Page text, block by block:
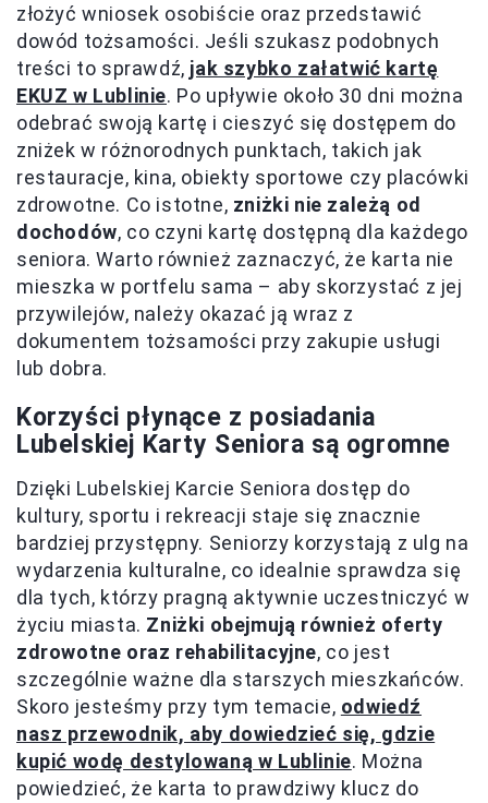
złożyć wniosek osobiście oraz przedstawić
dowód tożsamości. Jeśli szukasz podobnych
treści to sprawdź, jak szybko załatwić kartę
EKUZ w Lublinie. Po upływie około 30 dni można
odebrać swoją kartę i cieszyć się dostępem do
zniżek w różnorodnych punktach, takich jak
restauracje, kina, obiekty sportowe czy placówki
zdrowotne. Co istotne, zniżki nie zależą od
dochodów, co czyni kartę dostępną dla każdego
seniora. Warto również zaznaczyć, że karta nie
mieszka w portfelu sama – aby skorzystać z jej
przywilejów, należy okazać ją wraz z
dokumentem tożsamości przy zakupie usługi
lub dobra.
Korzyści płynące z posiadania
Lubelskiej Karty Seniora są ogromne
Dzięki Lubelskiej Karcie Seniora dostęp do
kultury, sportu i rekreacji staje się znacznie
bardziej przystępny. Seniorzy korzystają z ulg na
wydarzenia kulturalne, co idealnie sprawdza się
dla tych, którzy pragną aktywnie uczestniczyć w
życiu miasta. Zniżki obejmują również oferty
zdrowotne oraz rehabilitacyjne, co jest
szczególnie ważne dla starszych mieszkańców.
Skoro jesteśmy przy tym temacie, odwiedź
nasz przewodnik, aby dowiedzieć się, gdzie
kupić wodę destylowaną w Lublinie. Można
powiedzieć, że karta to prawdziwy klucz do